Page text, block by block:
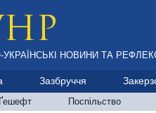
УКРАЇНСЬКІ НОВИНИ ТА
Зазбруччя
Ґешефт Поспільство